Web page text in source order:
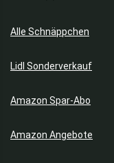
Alle Schnäppchen
Lidl Sonderverkauf
Amazon Spar-Abo
Amazon Angebote